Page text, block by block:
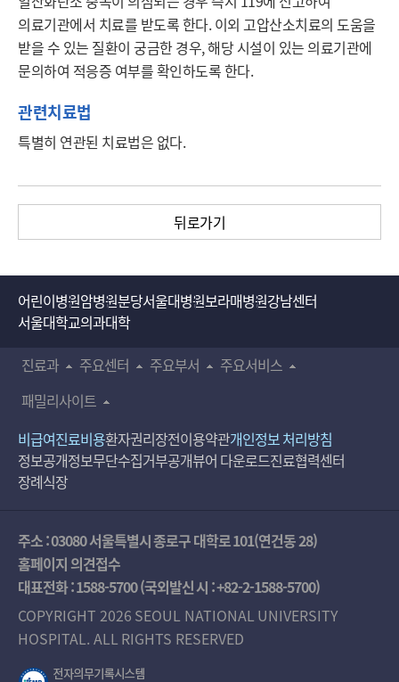
의료기관에서 치료를 받도록 한다. 이외 고압산소치료의 도움을
받을 수 있는 질환이 궁금한 경우, 해당 시설이 있는 의료기관에
문의하여 적응증 여부를 확인하도록 한다.
관련치료법
특별히 연관된 치료법은 없다.
뒤로가기
어린이병원암병원분당서울대병원보라매병원강남센터
서울대학교의과대학
진료과
주요센터 주요부서
주요서비스
패밀리사이트
비급여진료비용환자권리장전이용약관개인정보 처리방침
정보공개정보무단수집거부공개뷰어 다운로드진료협력센터
장례식장
주소 : 03080 서울특별시 종로구 대학로 101(연건동 28)
홈페이지 의견접수
대표전화 :1588-5700(국외발신 시 :+82-2-1588-5700)
COPYRIGHT 2026 SEOUL NATIONAL UNIVERSITY
HOSPITAL. ALL RIGHTS RESERVED